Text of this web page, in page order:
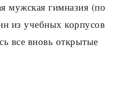
мужская гимназия (по
из учебных корпу­сов
все вновь откры­тые